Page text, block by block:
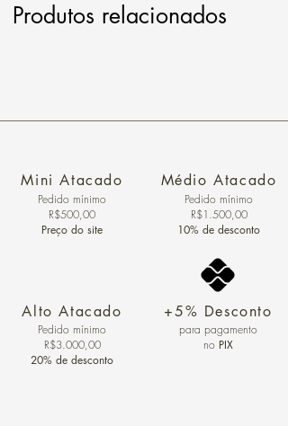
Produtos relacionados
Mini Atacado
Pedido ​mínimo
R$500,00
Preço do site
Alto Atacado
Pedido mínimo
R$3.000,00
20% de desconto
Médio Atacado
Pedido mínimo
R$1.500,00
10% de desconto
+5% Desconto
para pagamento
no PIX